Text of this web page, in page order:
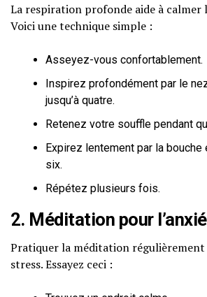
La respiration profonde aide à calmer
Voici une technique simple :
Asseyez-vous confortablement.
Inspirez profondément par le
jusqu’à quatre.
Retenez votre souffle pendant
Expirez lentement par la bouche
six.
Répétez plusieurs fois.
2. Méditation pour
Pratiquer la méditation
stress. Essayez ceci :